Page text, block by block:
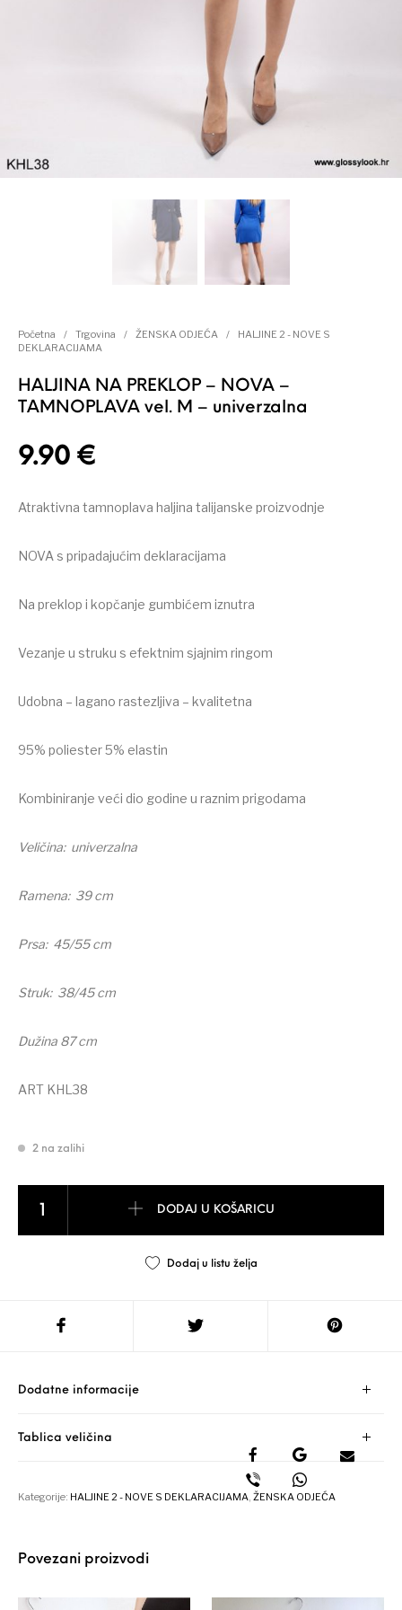
Početna / Trgovina / ŽENSKA ODJEĆA /
HALJINE 2 - NOVE S
DEKLARACIJAMA
HALJINA NA PREKLOP – NOVA –
TAMNOPLAVA vel. M – univerzalna
9.90€
Atraktivna tamnoplava haljina talijanske proizvodnje
NOVA s pripadajućim deklaracijama
Na preklop i kopčanje gumbićem iznutra
Vezanje u struku s efektnim sjajnim ringom
Udobna – lagano rastezljiva – kvalitetna
95% poliester 5% elastin
Kombiniranje veći dio godine u raznim prigodama
Veličina: univerzalna
Ramena: 39 cm
Prsa: 45/55 cm
Struk: 38/45 cm
Dužina 87 cm
ART KHL38
2 na zalihi
DODAJ U KOŠARICU
Dodaj u listu želja
Dodatne informacije
Tablica veličina
Kategorije: HALJINE 2 - NOVE S DEKLARACIJAMA ,ŽENSKA ODJEĆA
Povezani proizvodi